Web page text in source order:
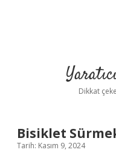
Dikkat
Bisiklet
Tarih: Kasım 9, 2024